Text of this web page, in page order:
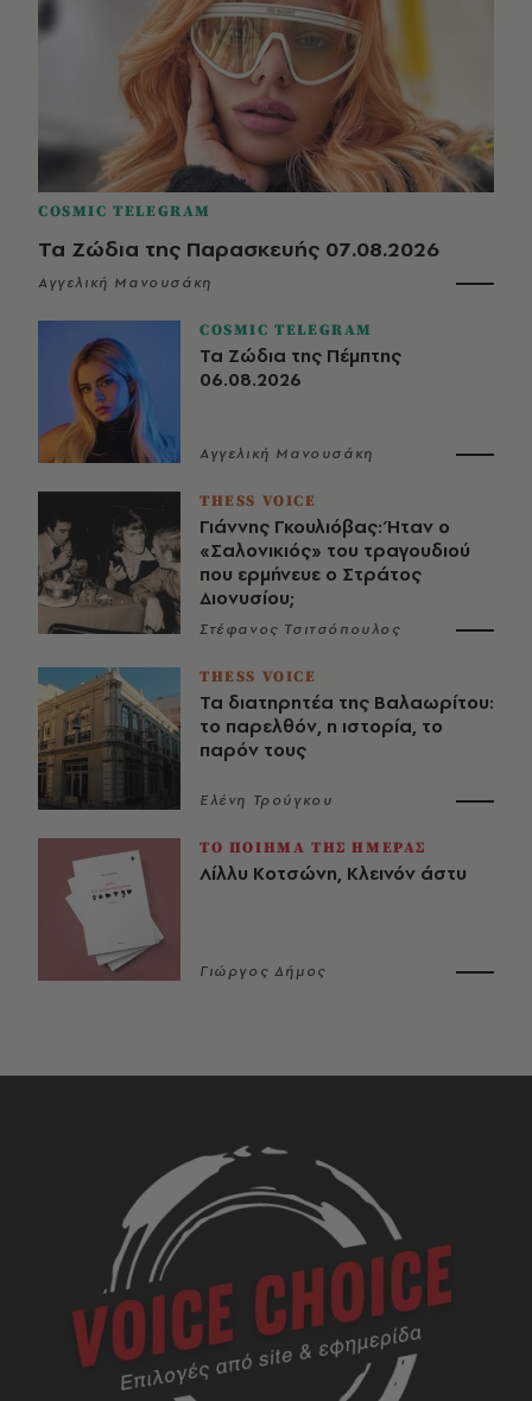
COSMIC TELEGRAM
Τα Ζώδια της Παρασκευής 07.08.2026
Αγγελική Μανουσάκη
COSMIC TELEGRAM
Τα Ζώδια της Πέμπτης
06.08.2026
Αγγελική Μανουσάκη
THESS VOICE
Γιάννης Γκουλιόβας: Ήταν ο
«Σαλονικιός» του τραγουδιού
που ερμήνευε ο Στράτος
Διονυσίου;
Στέφανος Τσιτσόπουλος
THESS VOICE
Τα διατηρητέα της Βαλαωρίτου:
το παρελθόν, η ιστορία, το
παρόν τους
Ελένη Τρούγκου
ΤΟ ΠΟΙΗΜΑ ΤΗΣ ΗΜΕΡΑΣ
Λίλλυ Κοτσώνη, Κλεινόν άστυ
Γιώργος Δήμος